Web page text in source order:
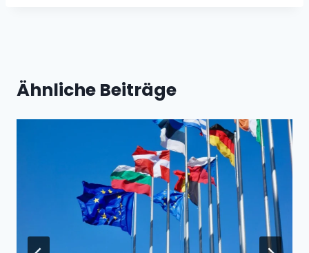
Ähnliche Beiträge